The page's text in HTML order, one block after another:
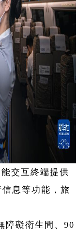
交互終端提供
息等功能，旅
障礙衛生間、90